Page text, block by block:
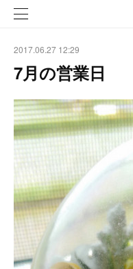
2017.06.27 12:29
7月の営業日